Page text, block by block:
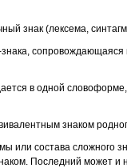
знак (лексема,
знака,
в одной
знаком
или состава сложного
Последний может и